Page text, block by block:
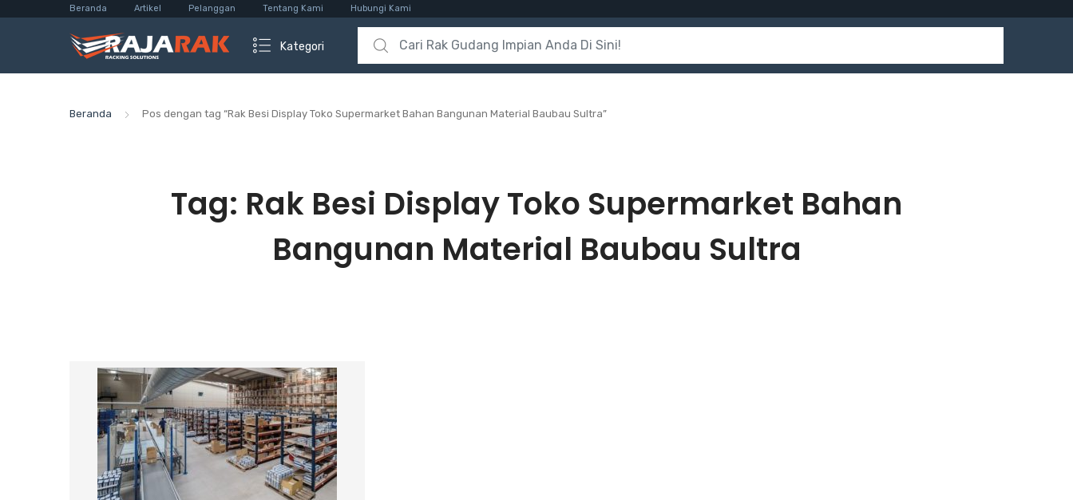
Beranda Artikel Pelanggan Tentang Kami Hubungi Kami
Kategori
Search for:
Beranda Pos dengan tag “Rak Besi Display Toko Supermarket Bahan Bangunan Material Baubau Sultra”
Tag: Rak Besi Display Toko Supermarket Bahan
Bangunan Material Baubau Sultra